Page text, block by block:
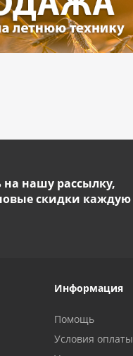
нашу рассылку,
скидки каждую
Информация
Помощь
Условия оплаты